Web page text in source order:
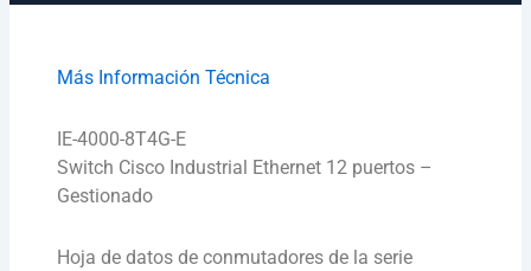
Más Información Técnica
IE-4000-8T4G-E
Switch Cisco Industrial Ethernet 12 puertos –
Gestionado
Hoja de datos de conmutadores de la serie